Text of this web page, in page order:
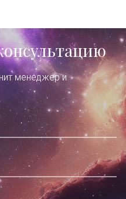
менеджер и